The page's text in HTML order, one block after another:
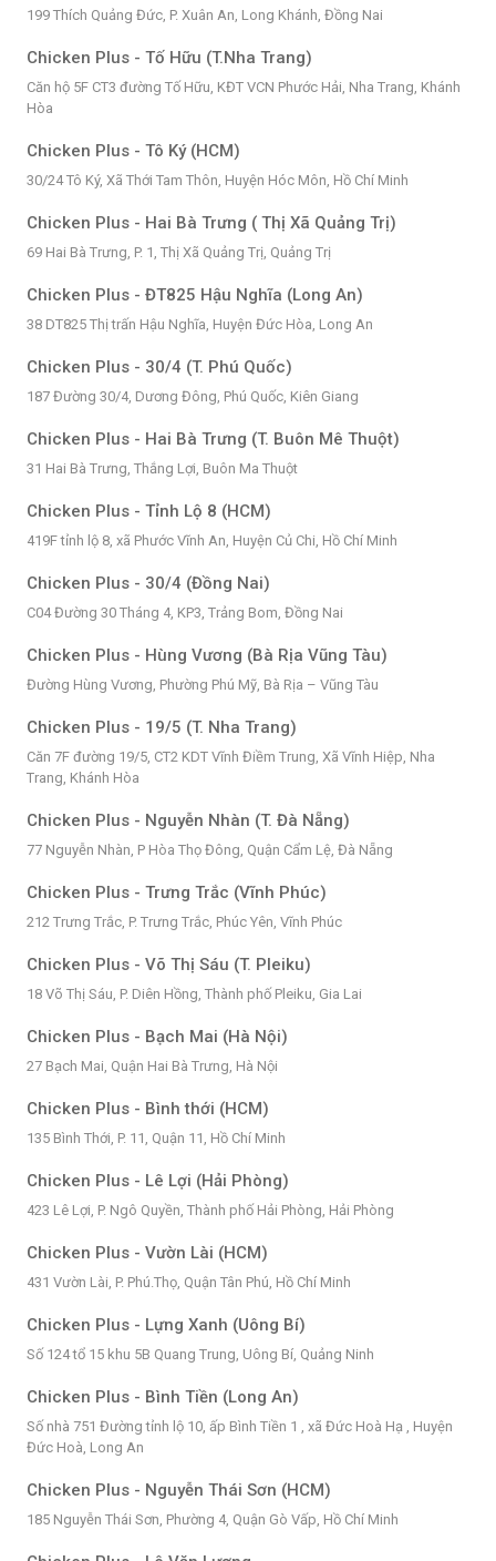
199 Thích Quảng Đức, P. Xuân An, Long Khánh, Đồng Nai
Chicken Plus - Tố Hữu (T.Nha Trang)
Căn hộ 5F CT3 đường Tố Hữu, KĐT VCN Phước Hải, Nha Trang, Khánh
Hòa
Chicken Plus - Tô Ký (HCM)
30/24 Tô Ký, Xã Thới Tam Thôn, Huyện Hóc Môn, Hồ Chí Minh
Chicken Plus - Hai Bà Trưng ( Thị Xã Quảng Trị)
69 Hai Bà Trưng, P. 1, Thị Xã Quảng Trị, Quảng Trị
Chicken Plus - ĐT825 Hậu Nghĩa (Long An)
38 DT825 Thị trấn Hậu Nghĩa, Huyện Đức Hòa, Long An
Chicken Plus - 30/4 (T. Phú Quốc)
187 Đường 30/4, Dương Đông, Phú Quốc, Kiên Giang
Chicken Plus - Hai Bà Trưng (T. Buôn Mê Thuột)
31 Hai Bà Trưng, Thắng Lợi, Buôn Ma Thuột
Chicken Plus - Tỉnh Lộ 8 (HCM)
419F tỉnh lộ 8, xã Phước Vĩnh An, Huyện Củ Chi, Hồ Chí Minh
Chicken Plus - 30/4 (Đồng Nai)
C04 Đường 30 Tháng 4, KP3, Trảng Bom, Đồng Nai
Chicken Plus - Hùng Vương (Bà Rịa Vũng Tàu)
Đường Hùng Vương, Phường Phú Mỹ, Bà Rịa – Vũng Tàu
Chicken Plus - 19/5 (T. Nha Trang)
Căn 7F đường 19/5, CT2 KDT Vĩnh Điềm Trung, Xã Vĩnh Hiệp, Nha
Trang, Khánh Hòa
Chicken Plus - Nguyễn Nhàn (T. Đà Nẵng)
77 Nguyễn Nhàn, P Hòa Thọ Đông, Quận Cẩm Lệ, Đà Nẵng
Chicken Plus - Trưng Trắc (Vĩnh Phúc)
212 Trưng Trắc, P. Trưng Trắc, Phúc Yên, Vĩnh Phúc
Chicken Plus - Võ Thị Sáu (T. Pleiku)
18 Võ Thị Sáu, P. Diên Hồng, Thành phố Pleiku, Gia Lai
Chicken Plus - Bạch Mai (Hà Nội)
27 Bạch Mai, Quận Hai Bà Trưng, Hà Nội
Chicken Plus - Bình thới (HCM)
135 Bình Thới, P. 11, Quận 11, Hồ Chí Minh
Chicken Plus - Lê Lợi (Hải Phòng)
423 Lê Lợi, P. Ngô Quyền, Thành phố Hải Phòng, Hải Phòng
Chicken Plus - Vườn Lài (HCM)
431 Vườn Lài, P. Phú.Thọ, Quận Tân Phú, Hồ Chí Minh
Chicken Plus - Lựng Xanh (Uông Bí)
Số 124 tổ 15 khu 5B Quang Trung, Uông Bí, Quảng Ninh
Chicken Plus - Bình Tiền (Long An)
Số nhà 751 Đường tỉnh lộ 10, ấp Bình Tiền 1 , xã Đức Hoà Hạ , Huyện
Đức Hoà, Long An
Chicken Plus - Nguyễn Thái Sơn (HCM)
185 Nguyễn Thái Sơn, Phường 4, Quận Gò Vấp, Hồ Chí Minh